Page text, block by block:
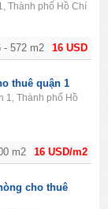
16 USD
- 572 m2
Thành phố Hồ Chí
16 USD/m2
m2
thuê quận 1
1, Thành phố Hồ
cho thuê